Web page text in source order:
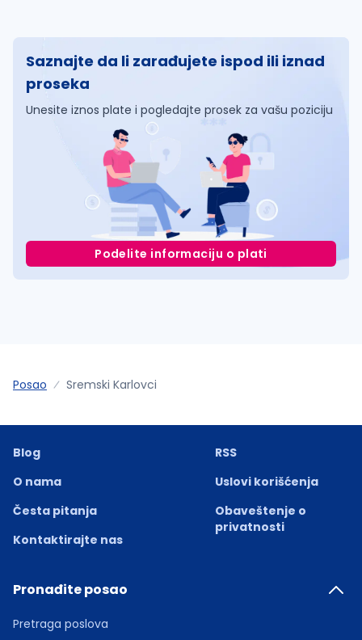
Saznajte da li zarađujete ispod ili iznad
proseka
Unesite iznos plate i pogledajte prosek za vašu poziciju
Podelite informaciju o plati
Posao Sremski Karlovci
Blog
O nama
Česta pitanja
Kontaktirajte nas
RSS
Uslovi korišćenja
Obaveštenje o
privatnosti
Pronađite posao
Pretraga poslova